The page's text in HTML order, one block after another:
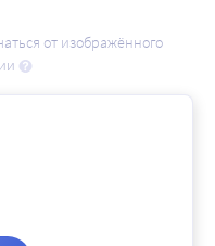
от изображённого